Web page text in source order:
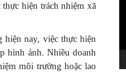
hiện trách nhiệm xã
hiện nay, việc thực hiện
hình ảnh. Nhiều doanh
môi trường hoặc lao